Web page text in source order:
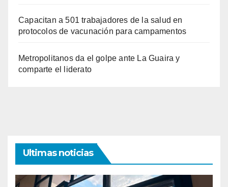
Capacitan a 501 trabajadores de la salud en
protocolos de vacunación para campamentos
Metropolitanos da el golpe ante La Guaira y
comparte el liderato
Ultimas noticias